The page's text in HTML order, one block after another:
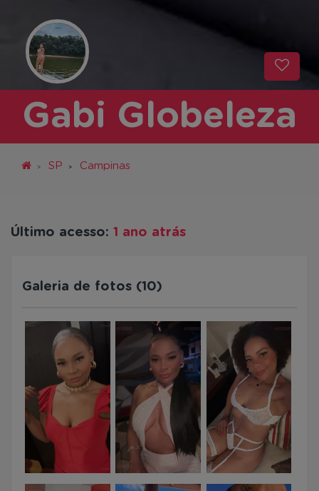
Gabi Globeleza
SP Campinas
Último acesso: 1 ano atrás
Galeria de fotos (10)